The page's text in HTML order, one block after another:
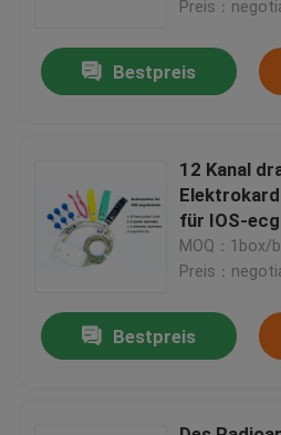
Preis：
Bestpreis
12 Kanal
für IOS-
stillsteht
MOQ：1box/
Preis：
Bestpreis